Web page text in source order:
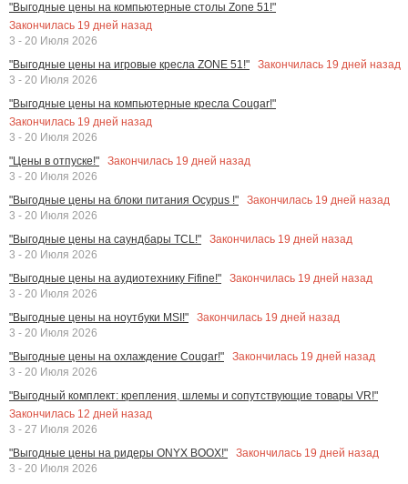
"Выгодные цены на компьютерные столы Zone 51!"
Закончилась 19 дней назад
3 - 20 Июля 2026
"Выгодные цены на игровые кресла ZONE 51!"
Закончилась 19 дней назад
3 - 20 Июля 2026
"Выгодные цены на компьютерные кресла Cougar!"
Закончилась 19 дней назад
3 - 20 Июля 2026
"Цены в отпуске!"
Закончилась 19 дней назад
3 - 20 Июля 2026
"Выгодные цены на блоки питания Ocypus !"
Закончилась 19 дней назад
3 - 20 Июля 2026
"Выгодные цены на саундбары TCL!"
Закончилась 19 дней назад
3 - 20 Июля 2026
"Выгодные цены на аудиотехнику Fifine!"
Закончилась 19 дней назад
3 - 20 Июля 2026
"Выгодные цены на ноутбуки MSI!"
Закончилась 19 дней назад
3 - 20 Июля 2026
"Выгодные цены на охлаждение Cougar!"
Закончилась 19 дней назад
3 - 20 Июля 2026
"Выгодный комплект: крепления, шлемы и сопутствующие товары VR!"
Закончилась 12 дней назад
3 - 27 Июля 2026
"Выгодные цены на ридеры ONYX BOOX!"
Закончилась 19 дней назад
3 - 20 Июля 2026